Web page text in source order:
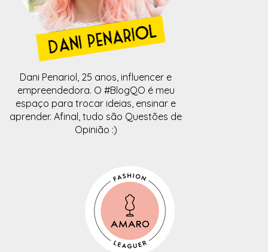
Dani Penariol, 25 anos, influencer e
empreendedora. O #BlogQO é meu
espaço para trocar ideias, ensinar e
aprender. Afinal, tudo são Questões de
Opinião :)